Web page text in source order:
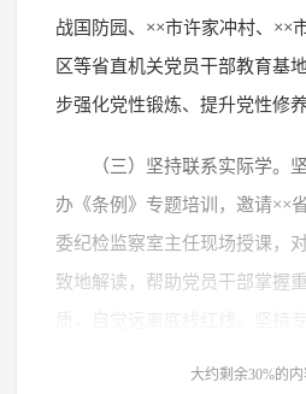
战国防园、××市许家冲村、××
区等省直机关党员干部教育基
步强化党性锻炼、提升党性修养
（三）坚持联系实际学。
办《条例》专题培训，邀请××
委纪检监察室主任现场授课，
致地解读，帮助党员干部掌握
大约剩余30%的